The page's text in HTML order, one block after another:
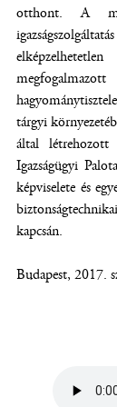
otthont. A
tárgyi
által létrehozott
Igazságügyi
képviselete és
kapcsán.
Budapest, 2017.